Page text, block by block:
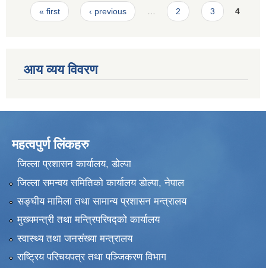
Pages
« first ‹ previous … 2 3 4
आय व्यय विवरण
महत्वपुर्ण लिंकहरु
जिल्ला प्रशासन कार्यालय, डोल्पा
जिल्ला समन्वय समितिको कार्यालय डोल्पा, नेपाल
सङ्‍घीय मामिला तथा सामान्य प्रशासन मन्त्रालय
मुख्यमन्त्री तथा मन्त्रिपरिषद्को कार्यालय
स्वास्थ्य तथा जनसंख्या मन्त्रालय
राष्ट्रिय परिचयपत्र तथा पञ्जिकरण विभाग